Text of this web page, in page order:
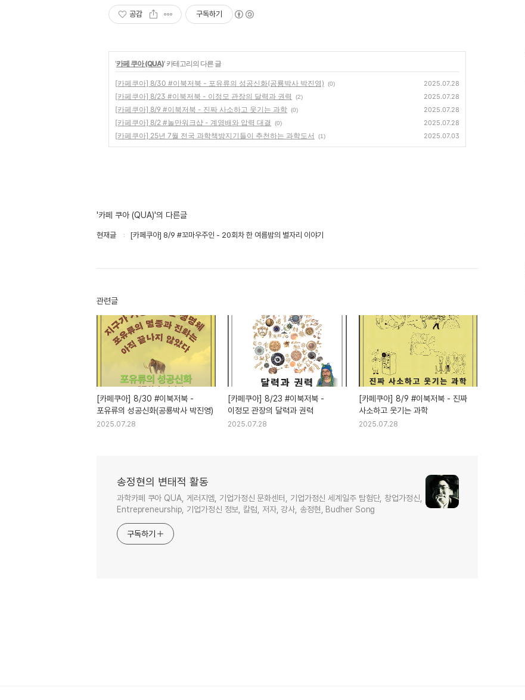
공감 구독하기
'카페 쿠아 (QUA)' 카테고리의 다른 글
[카페쿠아] 8/30 #이북저북 - 포유류의 성공신화(공룡박사 박진영) (0) 2025.07.28
[카페쿠아] 8/23 #이북저북 - 이정모 관장의 달력과 권력 (2) 2025.07.28
[카페쿠아] 8/9 #이북저북 - 진짜 사소하고 웃기는 과학 (0) 2025.07.28
[카페쿠아] 8/2 #놀만워크샵 - 계영배와 압력 대결 (0) 2025.07.28
[카페쿠아] 25년 7월 전국 과학책방지기들이 추천하는 과학도서 (1) 2025.07.03
'카페 쿠아 (QUA)'의 다른글
현재글 [카페쿠아] 8/9 #꼬마우주인 - 20회차 한 여름밤의 별자리 이야기
관련글
[카페쿠아] 8/30 #이북저북 -
포유류의 성공신화(공룡박사 박진영)
2025.07.28
[카페쿠아] 8/23 #이북저북 -
이정모 관장의 달력과 권력
2025.07.28
[카페쿠아] 8/9 #이북저북 - 진짜
사소하고 웃기는 과학
2025.07.28
송정현의 변태적 활동
과학카페 쿠아 QUA, 게러지엠, 기업가정신 문화센터, 기업가정신 세계일주 탐험단, 창업가정신,
Entrepreneurship, 기업가정신 정보, 칼럼, 저자, 강사, 송정현, Budher Song
구독하기